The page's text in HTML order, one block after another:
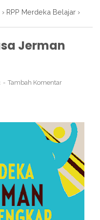
› RPP Merdeka Belajar ›
Jerman
Tambah Komentar